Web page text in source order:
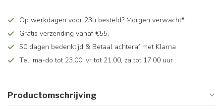
Op werkdagen voor 23u besteld? Morgen verwacht*
Gratis verzending vanaf €55,-
50 dagen bedenktijd & Betaal achteraf met Klarna
Tel: ma-do tot 23.00, vr tot 21.00, za tot 17.00 uur
Productomschrijving